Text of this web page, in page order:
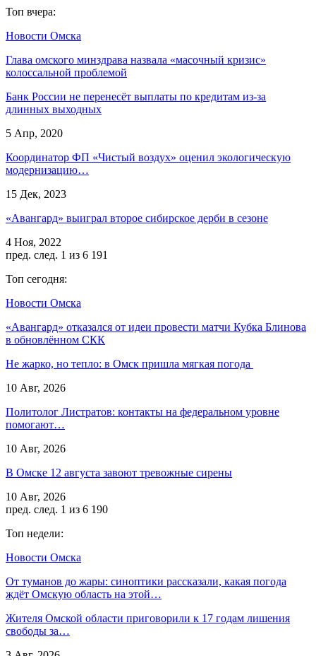
Топ вчера:
Новости Омска
Глава омского минздрава назвала «масочный кризис»
колоссальной проблемой
Банк России не перенесёт выплаты по кредитам из-за
длинных выходных
5 Апр, 2020
Координатор ФП «Чистый воздух» оценил экологическую
модернизацию…
15 Дек, 2023
«Авангард» выиграл второе сибирское дерби в сезоне
4 Ноя, 2022
пред. след. 1 из 6 191
Топ сегодня:
Новости Омска
«Авангард» отказался от идеи провести матчи Кубка Блинова
в обновлённом СКК
Не жарко, но тепло: в Омск пришла мягкая погода
10 Авг, 2026
Политолог Листратов: контакты на федеральном уровне
помогают…
10 Авг, 2026
В Омске 12 августа завоют тревожные сирены
10 Авг, 2026
пред. след. 1 из 6 190
Топ недели:
Новости Омска
От туманов до жары: синоптики рассказали, какая погода
ждёт Омскую область на этой…
Жителя Омской области приговорили к 17 годам лишения
свободы за…